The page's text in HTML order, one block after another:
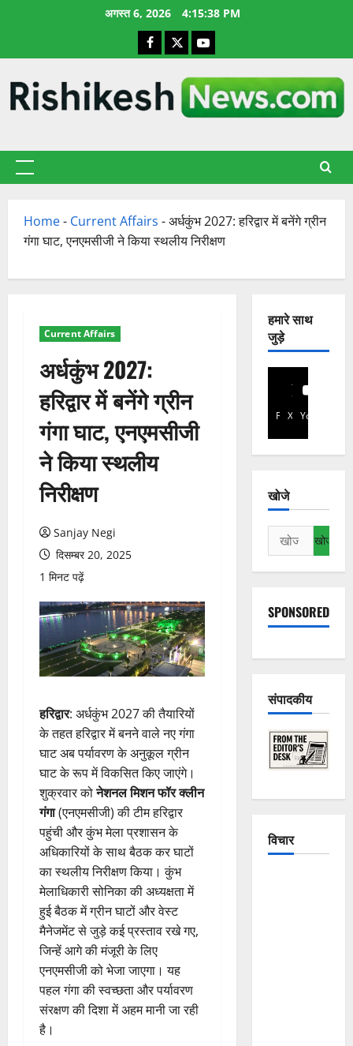
अगस्त 6, 2026 4:15:39 PM
Facebook
X YouTube
प्राथमिक
Home- Current Affairs -अर्धकुंभ 2027: हरिद्वार में बनेंगे ग्रीन
गंगा घाट, एनएमसीजी ने किया स्थलीय निरीक्षण
Current Affairs
अर्धकुंभ 2027:
हरिद्वार में बनेंगे ग्रीन
गंगा घाट, एनएमसीजी
ने किया स्थलीय
निरीक्षण
Sanjay Negi
दिसम्बर 20, 2025
1 मिनट पढ़ें
हरिद्वार: अर्धकुंभ 2027 की तैयारियों
के तहत हरिद्वार में बनने वाले नए गंगा
घाट अब पर्यावरण के अनुकूल ग्रीन
घाट के रूप में विकसित किए जाएंगे।
शुक्रवार कोनेशनल मिशन फॉर क्लीन
गंगा(एनएमसीजी) की टीम हरिद्वार
पहुंची और कुंभ मेला प्रशासन के
अधिकारियों के साथ बैठक कर घाटों
का स्थलीय निरीक्षण किया। कुंभ
मेलाधिकारी सोनिका की अध्यक्षता में
हुई बैठक में ग्रीन घाटों और वेस्ट
मैनेजमेंट से जुड़े कई प्रस्ताव रखे गए,
जिन्हें आगे की मंजूरी के लिए
एनएमसीजी को भेजा जाएगा। यह
पहल गंगा की स्वच्छता और पर्यावरण
संरक्षण की दिशा में अहम मानी जा रही
है।
हमारे साथ
जुड़े
Facebook
X YouTube
खोजे
निम्न
को
खोजें:
SPONSORED
संपादकीय
विचार